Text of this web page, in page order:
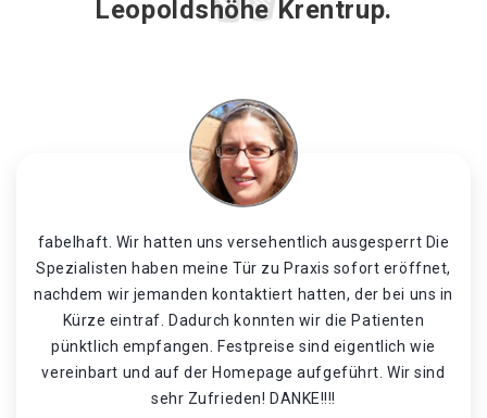
Leopoldshöhe Krentrup.
fabelhaft. Wir hatten uns versehentlich ausgesperrt Die
Spezialisten haben meine Tür zu Praxis sofort eröffnet,
nachdem wir jemanden kontaktiert hatten, der bei uns in
Kürze eintraf. Dadurch konnten wir die Patienten
pünktlich empfangen. Festpreise sind eigentlich wie
vereinbart und auf der Homepage aufgeführt. Wir sind
sehr Zufrieden! DANKE!!!!